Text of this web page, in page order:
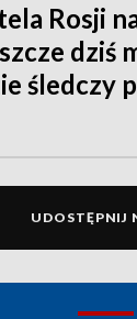
Rosji
dziś
śledczy
UDOSTĘPNIJ